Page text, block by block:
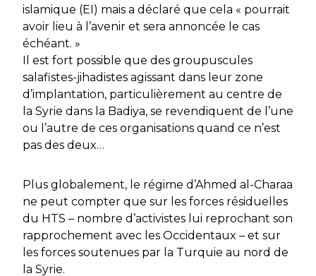
islamique (EI) mais a déclaré que cela « pourrait
avoir lieu à l’avenir et sera annoncée le cas
échéant. »
Il est fort possible que des groupuscules
salafistes-jihadistes agissant dans leur zone
d’implantation, particulièrement au centre de
la Syrie dans la Badiya, se revendiquent de l’une
ou l’autre de ces organisations quand ce n’est
pas des deux…
Plus globalement, le régime d’Ahmed al-Charaa
ne peut compter que sur les forces résiduelles
du HTS – nombre d’activistes lui reprochant son
rapprochement avec les Occidentaux – et sur
les forces soutenues par la Turquie au nord de
la Syrie.